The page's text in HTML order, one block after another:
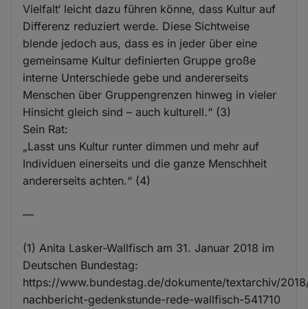
Vielfalt‘ leicht dazu führen könne, dass Kultur auf
Differenz reduziert werde. Diese Sichtweise
blende jedoch aus, dass es in jeder über eine
gemeinsame Kultur definierten Gruppe große
interne Unterschiede gebe und andererseits
Menschen über Gruppengrenzen hinweg in vieler
Hinsicht gleich sind – auch kulturell.“ (3)
Sein Rat:
„Lasst uns Kultur runter dimmen und mehr auf
Individuen einerseits und die ganze Menschheit
andererseits achten.“ (4)
—
(1) Anita Lasker-Wallfisch am 31. Januar 2018 im
Deutschen Bundestag:
https://www.bundestag.de/dokumente/textarchiv/
nachbericht-gedenkstunde-rede-wallfisch-541710